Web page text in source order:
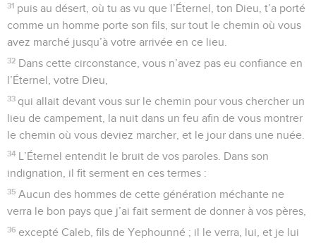
31 puis au désert, où tu as vu que l’Éternel, ton Dieu, t’a porté
comme un homme porte son fils, sur tout le chemin où vous
avez marché jusqu’à votre arrivée en ce lieu.
32 Dans cette circonstance, vous n’avez pas eu confiance en
l’Éternel, votre Dieu,
33 qui allait devant vous sur le chemin pour vous chercher un
lieu de campement, la nuit dans un feu afin de vous montrer
le chemin où vous deviez marcher, et le jour dans une nuée.
34 L’Éternel entendit le bruit de vos paroles. Dans son
indignation, il fit serment en ces termes :
35 Aucun des hommes de cette génération méchante ne
verra le bon pays que j’ai fait serment de donner à vos pères,
36 excepté Caleb, fils de Yephounné ; il le verra, lui, et je lui